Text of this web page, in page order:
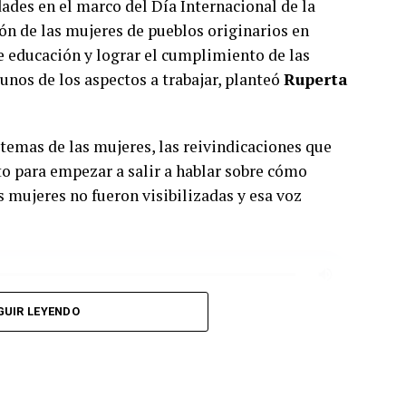
en el marco del Día Internacional de la
de las mujeres de pueblos originarios en
y lograr el cumplimiento de las
de los aspectos a trabajar, planteó Ruperta
de las mujeres, las reivindicaciones que
para empezar a salir a hablar sobre cómo
mujeres no fueron visibilizadas y esa voz
LEYENDO